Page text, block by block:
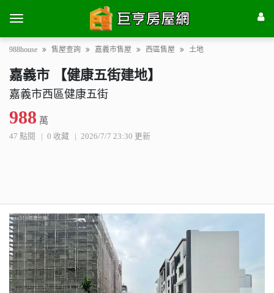
988house 售屋查詢 嘉義市售屋 西區售屋 土地
嘉義市 【健康五街建地】
嘉義市西區健康五街
988 萬
47 點閱 0 收藏 2026/7/7 23:30 更新